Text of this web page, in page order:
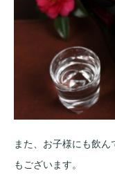
また、お子様にも飲ん
もございます。